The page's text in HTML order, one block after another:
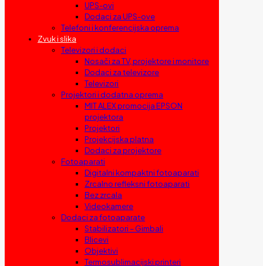
UPS-ovi
Dodaci za UPS-ove
Telefoni i konferencijska oprema
Zvuk i slika
Televizori i dodaci
Nosači za TV, projektore i monitore
Dodaci za televizore
Televizori
Projektori i dodatna oprema
MIT ALEX promocija EPSON
projektora
Projektori
Projekcijska platna
Dodaci za projektore
Fotoaparati
Digitalni kompaktni fotoaparati
Zrcalno refleksni fotoaparati
Bez zrcala
Videokamere
Dodaci za fotoaparate
Stabilizatori – Gimbali
Blicevi
Objektivi
Termosublimacijski printeri